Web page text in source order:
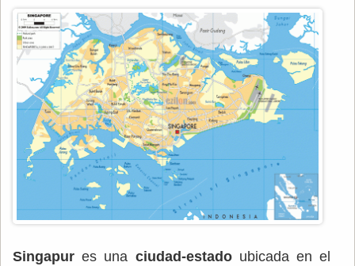
Singapur es una ciudad-estadoubicada en el